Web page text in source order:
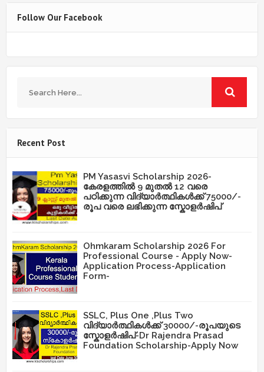
Follow Our Facebook
Recent Post
PM Yasasvi Scholarship 2026-
കേരളത്തിൽ 9 മുതൽ 12 വരെ
പഠിക്കുന്ന വിദ്യാർത്ഥികൾക്ക് 75000/-
രൂപ വരെ ലഭിക്കുന്ന സ്കോളർഷിപ്
Ohmkaram Scholarship 2026 For
Professional Course - Apply Now-
Application Process-Application
Form-
SSLC, Plus One ,Plus Two
വിദ്യാർത്ഥികൾക്ക് 30000/-രൂപയുടെ
സ്കോളർഷിപ്-Dr Rajendra Prasad
Foundation Scholarship-Apply Now